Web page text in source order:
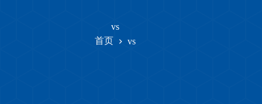
vs
首页
vs